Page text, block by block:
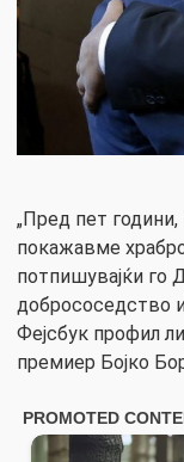
„Пред пет
покажавме
потпишувајќи го
добрососедство
Фејсбук профил
премиер Бојко